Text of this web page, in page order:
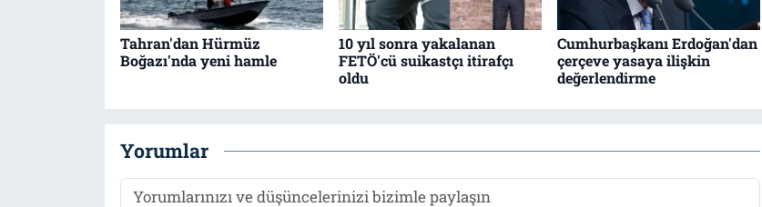
Tahran'dan Hürmüz
Boğazı'nda yeni hamle
10 yıl sonra yakalanan
FETÖ'cü suikastçı itirafçı
oldu
Cumhurbaşkanı Erdoğan'dan
çerçeve yasaya ilişkin
değerlendirme
Yorumlar